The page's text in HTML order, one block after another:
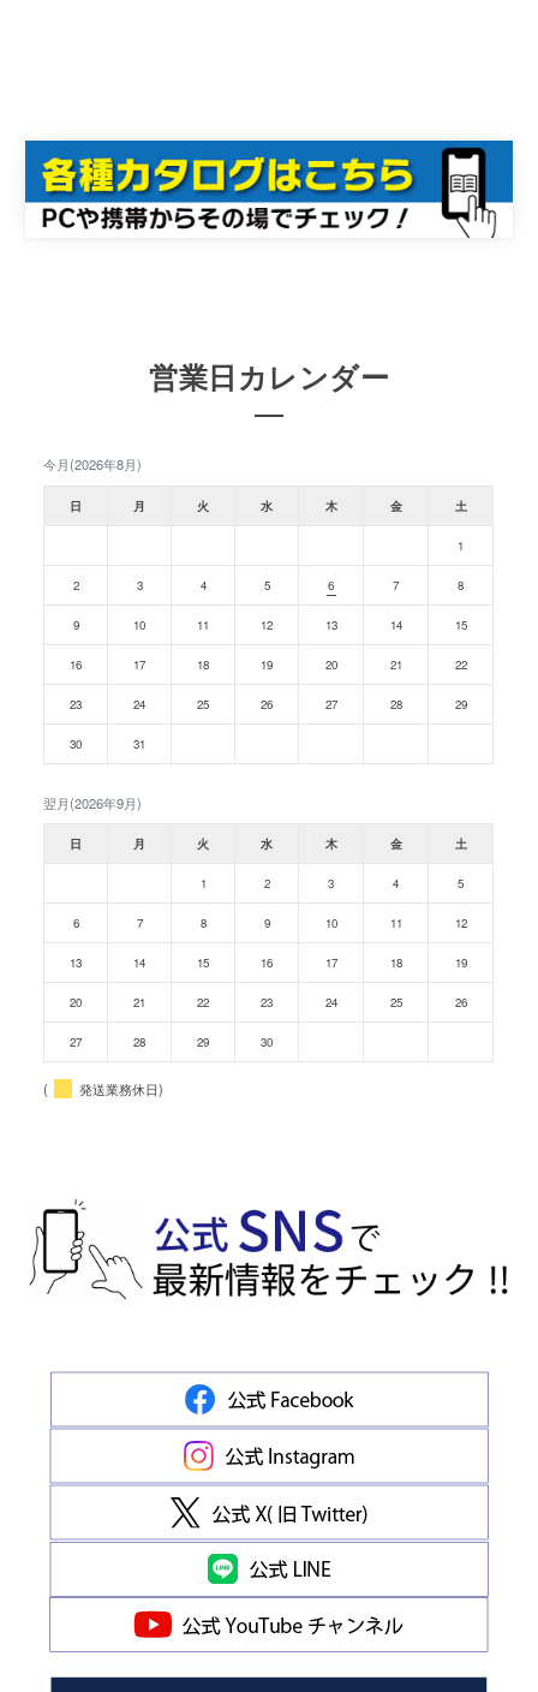
営業日カレンダー
今月(2026年8月)
日 月 火 水 木 金 土
1
2 3 4 5 6 7 8
9 10 11 12 13 14 15
16 17 18 19 20 21 22
23 24 25 26 27 28 29
30 31
翌月(2026年9月)
日 月 火 水 木 金 土
1 2 3 4 5
6 7 8 9 10 11 12
13 14 15 16 17 18 19
20 21 22 23 24 25 26
27 28 29 30
( 発送業務休日)